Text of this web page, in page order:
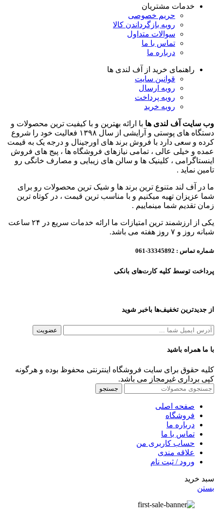
خدمات مشتریان
حریم خصوصی
رویه بازگرداندن کالا
سوالات متداول
تماس با ما
درباره ما
راهنمای خرید از آف لندی ها
قوانین سایت
رویه ارسال
رویه پرداخت
رویه خرید
وب سایت آف لندی ها با ارائه بهترین و با کیفیت ترین محصولات و
دستگاه های پوستی و آرایشی از سال ۱۳۹۸ فعالیت خود را شروع
کرده و سعی دارد با فروش برند های اورجینال و درجه یک به قیمت
عمده و خیلی عالی ، تمامی نیازهای فروشگاه ها ، پیج های فروش
اینستاگرامی ، کلینیک ها و سالن های زیبایی و مصارف خانگی رو
تامین نماید .
ما در آف لند متنوع ترین برند ها و شیک ترین محصولات رو برای
شما عزیزان تهیه میکنیم و با مناسب ترین قیمت ، در کوتاه ترین
زمان تقدیم شما مینماییم .
یکی از ارزشمند ترین امتیازات ما ارائه خدمات سریع در ۲۴ ساعت
شبانه روز و ۷ روز هفته می باشد.
شماره تماس : 33345892-061
پرداخت توسط کلیه کارت‌های بانکی
از جدیدترین تخفیف‌ها باخبر شوید
با ما همراه باشید
کلیه حقوق برای سایت فروشگاه اینترنتی محفوظ بوده و هرگونه
کپی برداری غیرمجاز می باشد.
جستجو
صفحه اصلی
فروشگاه
درباره ما
تماس با ما
حساب کاربری من
علاقه مندی
ورود / ثبت نام
سبد خرید
بستن